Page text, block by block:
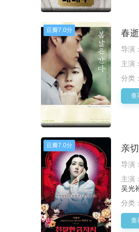
豆瓣7.0分 春逝
导演：
主演：
分类：
查
豆瓣7.0分 亲
导演：
主演：
吴光
分类：
查